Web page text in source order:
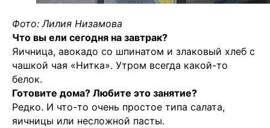
Фото: Лилия Низамова
Что вы ели сегодня на завтрак?
Яичница, авокадо со шпинатом и злаковый хлеб с
чашкой чая «Нитка». Утром всегда какой-то
белок.
Готовите дома? Любите это занятие?
Редко. И что-то очень простое типа салата,
яичницы или несложной пасты.